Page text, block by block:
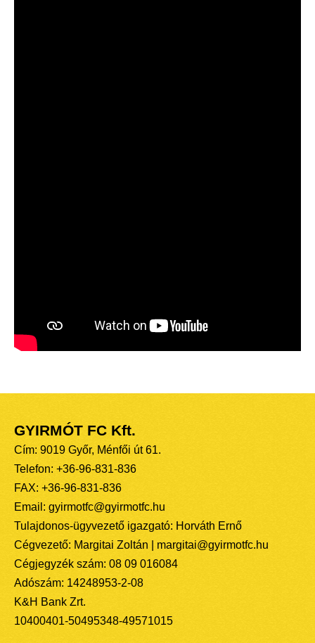
GYIRMÓT FC Kft.
Cím: 9019 Győr, Ménfői út 61.
Telefon: +36-96-831-836
FAX: +36-96-831-836
Email: gyirmotfc@gyirmotfc.hu
Tulajdonos-ügyvezető igazgató: Horváth Ernő
Cégvezető: Margitai Zoltán | margitai@gyirmotfc.hu
Cégjegyzék szám: 08 09 016084
Adószám: 14248953-2-08
K&H Bank Zrt.
10400401-50495348-49571015